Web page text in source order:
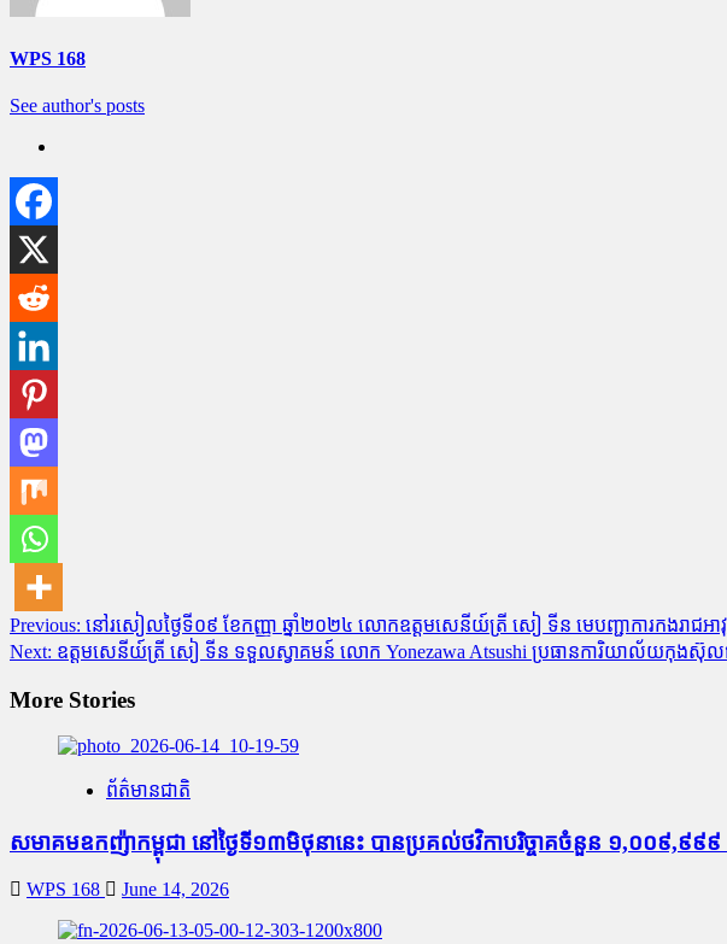
WPS 168
See author's posts
Post
navigation
Previous: នៅរសៀលថ្ងៃទី០៩ ខែកញ្ញា ឆ្នាំ២០២៤ លោកឧត្តមសេនីយ៍ត្រី សៀ ទីន មេបញ្ជាការកងរាជអា
Next: ឧត្តមសេនីយ៍ត្រី សៀ ទីន ទទួលស្វាគមន៍ លោក Yonezawa Atsushi ប្រធានការិយាល័យកុងស៊ុលជ
More Stories
ព័ត៌មានជាតិ
សមាគមឧកញ៉ាកម្ពុជា នៅថ្ងៃទី១៣មិថុនានេះ បានប្រគល់ថវិកាបរិច្ចាគចំនួន ១,០០៩,៩
WPS 168 June 14, 2026